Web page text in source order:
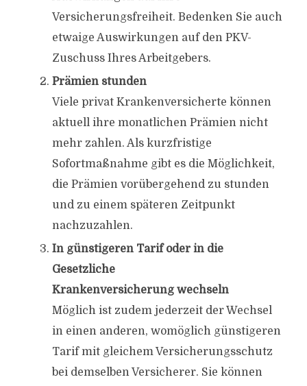
Versicherungsfreiheit. Bedenken Sie auch
etwaige Auswirkungen auf den PKV-
Zuschuss Ihres Arbeitgebers.
Prämien stunden
Viele privat Krankenversicherte können
aktuell ihre monatlichen Prämien nicht
mehr zahlen. Als kurzfristige
Sofortmaßnahme gibt es die Möglichkeit,
die Prämien vorübergehend zu stunden
und zu einem späteren Zeitpunkt
nachzuzahlen.
In günstigeren Tarif oder in die
Gesetzliche
Krankenversicherung wechseln
Möglich ist zudem jederzeit der Wechsel
in einen anderen, womöglich günstigeren
Tarif mit gleichem Versicherungsschutz
bei demselben Versicherer. Sie können